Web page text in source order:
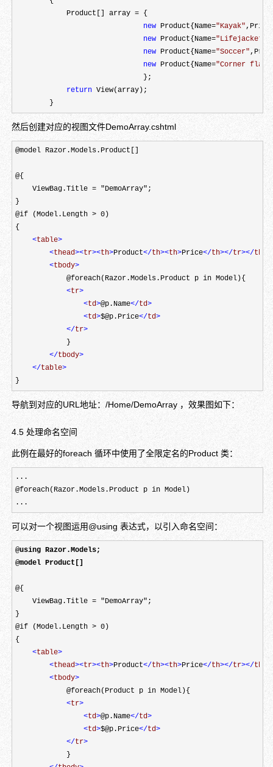
            Product[] array
= {
new Product{Name="Kayak"
new Product{Name="Lifejacket
new Product{Name="Soccer"
new Product{Name="Corner flag
                              };
return View(array);
        }
然后创建对应的视图文件DemoArray.cshtml
@model Razor.Models.Product[]
@{
    ViewBag.Title = "DemoArray";
}
@if (Model.Length > 0)
{
<table>
<thead><tr><th>Product</th><th>Price</th></tr></
<tbody>
            @foreach(Razor.Models.Product p in Model){
<tr>
<td>@p.Name</td>
<td>$@p.Price</td>
</tr>
            }
</tbody>
</table>
}
导航到对应的URL地址：/Home/DemoArray ，效果图如下：
4.5 处理命名空间
此例在最好的foreach 循环中使用了全限定名的Product 类：
...
@foreach(Razor.Models.Product p in Model)
...
可以对一个视图运用@using 表达式，以引入命名空间：
@using Razor.Models;
@model Product[]
@{
    ViewBag.Title = "DemoArray";
}
@if (Model.Length > 0)
{
<table>
<thead><tr><th>Product</th><th>Price</th></tr></
<tbody>
            @foreach(Product p in Model){
<tr>
<td>@p.Name</td>
<td>$@p.Price</td>
</tr>
            }